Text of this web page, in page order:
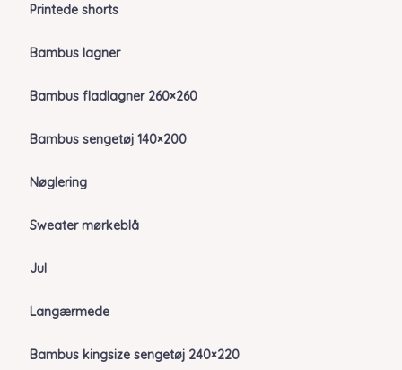
Printede shorts
Bambus lagner
Bambus fladlagner 260×260
Bambus sengetøj 140×200
Nøglering
Sweater mørkeblå
Jul
Langærmede
Bambus kingsize sengetøj 240×220